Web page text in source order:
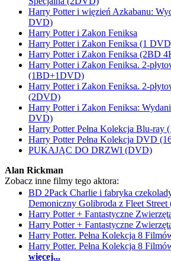
Harry Potter i więzień Azkabanu:
DVD)
Harry Potter i Zakon Feniksa
Harry Potter i Zakon Feniksa (1
Harry Potter i Zakon Feniksa (2BD
Harry Potter i Zakon Feniksa. 2-
(1BD+1DVD)
Harry Potter i Zakon Feniksa. 2-
(2DVD)
Harry Potter i Zakon Feniksa:
DVD)
Harry Potter Pełna Kolekcja Blu-ray
Harry Potter Pełna Kolekcja DVD
PUKAJĄC DO DRZWI (DVD)
Alan Rickman
Zobacz inne filmy tego aktora:
BD 2Pack Charlie i fabryka
Demoniczny Golibroda z Fleet
Harry Potter + Fantastyczne
Harry Potter + Fantastyczne
Harry Potter. Pełna Kolekcja 8
Harry Potter. Pełna Kolekcja 8
więcej...